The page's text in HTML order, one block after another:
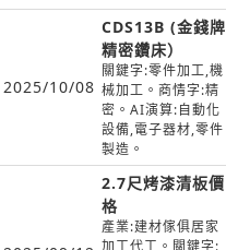
2025/10/08
CDS13B (金錢牌
精密鑽床）
關鍵字:零件加工,機
械加工。商情字:精
密。AI演算:自動化
設備,電子器材,零件
製造。
2.7尺烤漆清板價
格
產業:建材傢俱居家